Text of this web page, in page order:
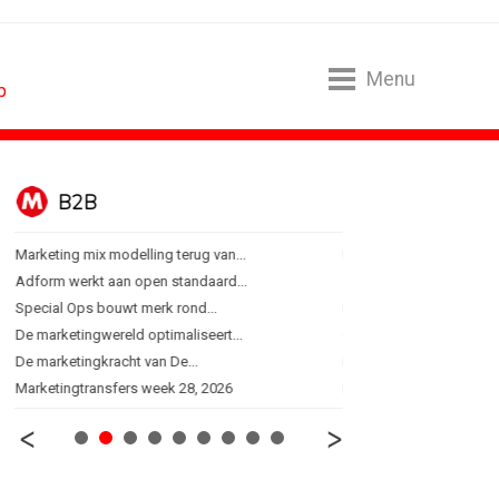
Menu
B2B
Marketing mix modelling terug van...
Adform werkt aan open standaard...
Special Ops bouwt merk rond...
De marketingwereld optimaliseert...
De marketingkracht van De...
Marketingtransfers week 28, 2026